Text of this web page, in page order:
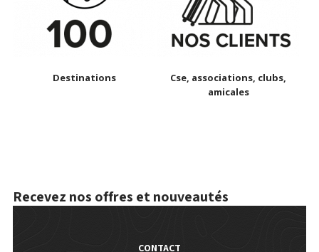
Destinations
Cse, associations, clubs,
amicales
Recevez nos offres et nouveautés
CONTACT